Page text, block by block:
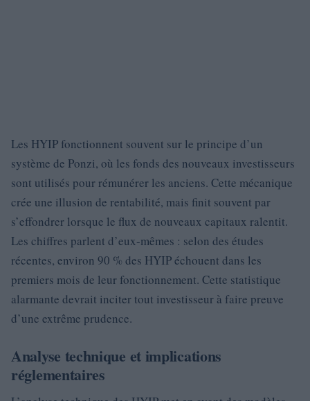
Les HYIP fonctionnent souvent sur le principe d’un
système de Ponzi, où les fonds des nouveaux investisseurs
sont utilisés pour rémunérer les anciens. Cette mécanique
crée une illusion de rentabilité, mais finit souvent par
s’effondrer lorsque le flux de nouveaux capitaux ralentit.
Les chiffres parlent d’eux-mêmes : selon des études
récentes, environ 90 % des HYIP échouent dans les
premiers mois de leur fonctionnement. Cette statistique
alarmante devrait inciter tout investisseur à faire preuve
d’une extrême prudence.
Analyse technique et implications
réglementaires